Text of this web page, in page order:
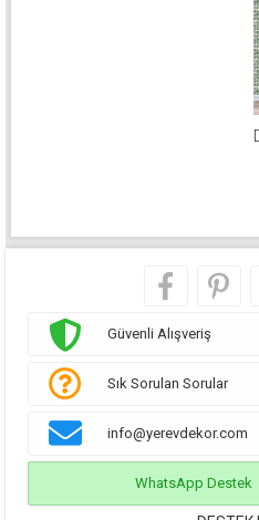
Güvenli Alışveriş
Sık Sorulan Sorular
info@yerevdekor.com
WhatsApp Destek